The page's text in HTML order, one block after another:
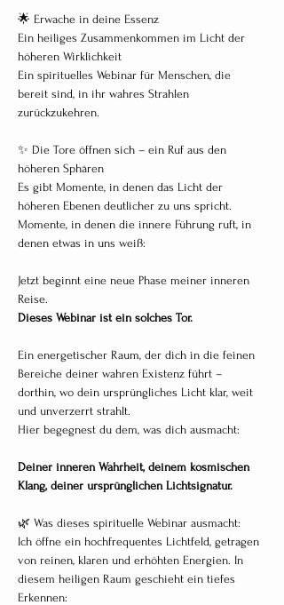
🌟 Erwache in deine Essenz
Ein heiliges Zusammenkommen im Licht der
höheren Wirklichkeit
Ein spirituelles Webinar für Menschen, die
bereit sind, in ihr wahres Strahlen
zurückzukehren.
✨ Die Tore öffnen sich – ein Ruf aus den
höheren Sphären
Es gibt Momente, in denen das Licht der
höheren Ebenen deutlicher zu uns spricht.
Momente, in denen die innere Führung ruft, in
denen etwas in uns weiß:
Jetzt beginnt eine neue Phase meiner inneren
Reise.
Dieses Webinar ist ein solches Tor.
Ein energetischer Raum, der dich in die feinen
Bereiche deiner wahren Existenz führt –
dorthin, wo dein ursprüngliches Licht klar, weit
und unverzerrt strahlt.
Hier begegnest du dem, was dich ausmacht:
Deiner inneren Wahrheit, deinem kosmischen
Klang, deiner ursprünglichen Lichtsignatur.
🌿 Was dieses spirituelle Webinar ausmacht:
Ich öffne ein hochfrequentes Lichtfeld, getragen
von reinen, klaren und erhöhten Energien. In
diesem heiligen Raum geschieht ein tiefes
Erkennen: